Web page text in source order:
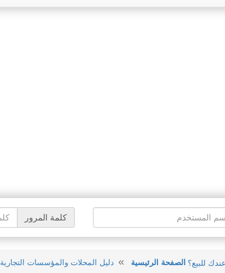
كلمة المرور
الصفحة الرئيسية دليل المحلات والمؤسسات التجارية